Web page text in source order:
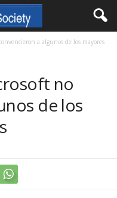
a algunos de los mayores
no
de los